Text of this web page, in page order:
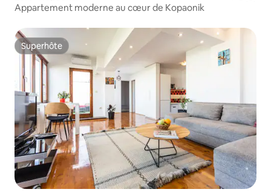
Appartement moderne au cœur de Kopaonik
Superhôte
Superhôte